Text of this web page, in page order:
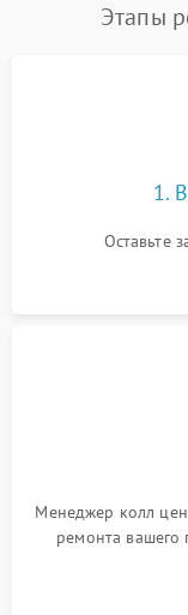
Этапы
1.
Оставьте
Менеджер колл
ремонта вашего